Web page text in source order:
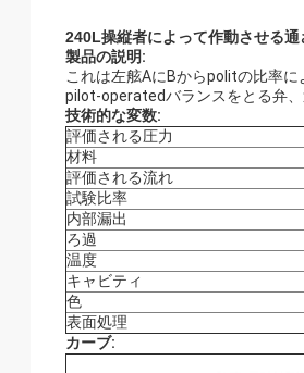
240L操縦者によって作動させる
製品の説明:
これは左舷AにBからpolitの比率
pilot-operatedバランスをとる弁、
技術的な変数:
評価される圧力
材料
評価される流れ
試験比率
内部漏出
ろ過
温度
キャビティ
色
表面処理
カーブ: